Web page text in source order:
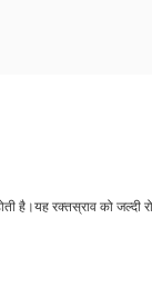
है।यह रक्तस्राव को